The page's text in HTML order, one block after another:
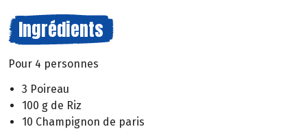
Ingrédients
Pour 4 personnes
3 Poireau
100 g de Riz
10 Champignon de paris